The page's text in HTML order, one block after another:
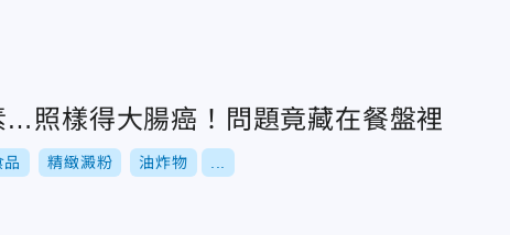
…照樣得大腸癌！問題竟藏在餐盤裡
品 精緻澱粉 油炸物